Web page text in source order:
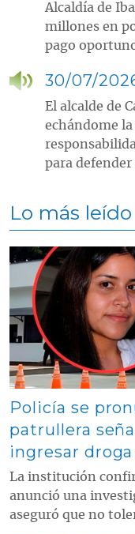
Alcaldía de
millones en
pago
30/07/
El alcalde de
echándome la
para
Lo más leído
Contenido multimedia
Policía se
patrullera
ingresar
La institución
anunció una
aseguró que no